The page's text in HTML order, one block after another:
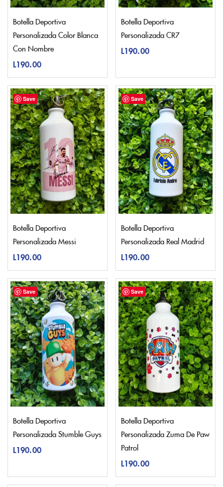
Botella Deportiva
Personalizada Color Blanca
Con Nombre
L190.00
Botella Deportiva
Personalizada CR7
L190.00
Save
Botella Deportiva
Personalizada Messi
L190.00
Save
Botella Deportiva
Personalizada Real Madrid
L190.00
Save
Botella Deportiva
Personalizada Stumble Guys
L190.00
Save
Botella Deportiva
Personalizada Zuma De Paw
Patrol
L190.00